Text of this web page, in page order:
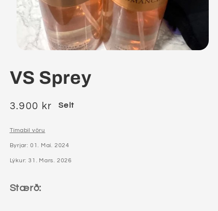
VS Sprey
3.900 kr Selt
Tímabil vöru
Byrjar: 01. Maí. 2024
Lýkur: 31. Mars. 2026
Stærð: